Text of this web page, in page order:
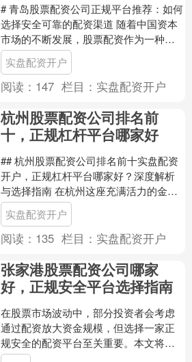
# 青岛股票配资公司正规平台推荐：如何
选择安全可靠的配资渠道 随着中国资本
市场的不断发展，股票配资作为一种杠
杆投资工具，逐渐受到投资者的关注。
在青岛这座经济活跃....
实盘配资开户
阅读： 147 栏目： 实盘配资开户
杭州股票配资公司排名前
十，正规杠杆平台哪家好
## 杭州股票配资公司排名前十实盘配资
开户，正规杠杆平台哪家好？深度解析
与选择指南 在杭州这座充满活力的金融
都市，股票配资作为一种常见的投资杠
杆工具，吸引了众多....
实盘配资开户
阅读： 135 栏目： 实盘配资开户
张家港股票配资公司哪家
好，正规安全平台选择指南
在股票市场波动中，部分投资者会考虑
通过配资放大资金规模，但选择一家正
规安全的配资平台至关重要。本文将为
您提供一份全面的选择指南，帮助您在